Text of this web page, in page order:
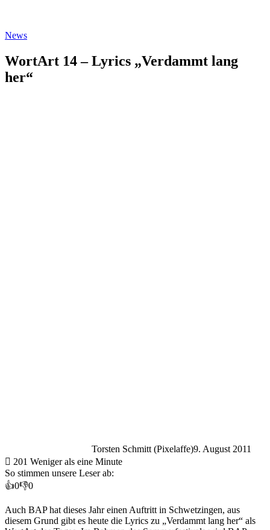
News
WortArt 14 – Lyrics „Verdammt lang
her“
Torsten Schmitt (Pixelaffe)9. August 2011
201 Weniger als eine Minute
So stimmen unsere Leser ab:
👍0👎0
Auch BAP hat dieses Jahr einen Auftritt in Schwetzingen, aus
diesem Grund gibt es heute die Lyrics zu „Verdammt lang her“ als